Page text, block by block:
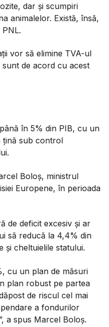
dar și scumpiri
animalelor. Există, însă,
vor să elimine TVA-ul
de acord cu acest
în 5% din PIB, cu un
țină sub control
Boloș, ministrul
Europene, în perioada
de deficit excesiv și ar
să reducă la 4,4% din
și cheltuielile statului.
cu un plan de măsuri
plan robust pe partea
de riscul cel mai
a fondurilor
a spus Marcel Boloș.